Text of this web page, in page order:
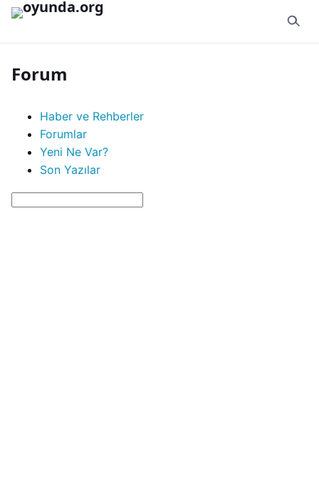
İçeriğe geç
Forum
Haber ve Rehberler
Forumlar
Yeni Ne Var?
Son Yazılar